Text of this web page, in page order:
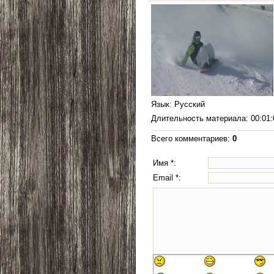
Язык: Русский
Длительность материала:
Всего комментариев: 0
Имя *:
Email *: